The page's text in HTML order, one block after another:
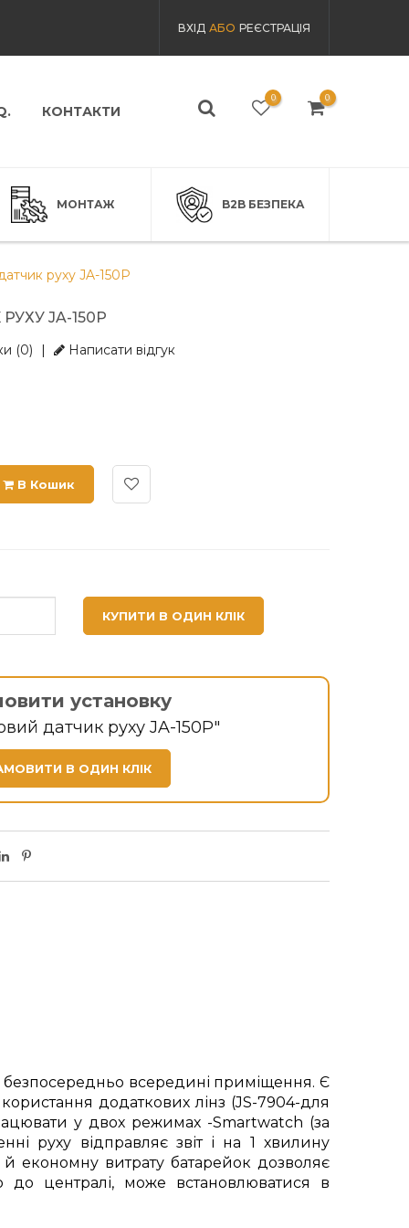
ВХІД АБО РЕЄСТРАЦІЯ
КОНТАКТИ
0 0
МОНТАЖ B2B БЕЗПЕКА
руху JA-150P
JA-150P
(0) | Написати відгук
В Кошик
КУПИТИ В ОДИН КЛІК
установку
датчик руху JA-150P"
В ОДИН КЛІК
всередині приміщення. Є
додаткових лінз (JS-7904-для
у двох режимах -Smartwatch (за
руху відправляє звіт і на 1 хвилину
економну витрату батарейок дозволяє
централі, може встановлюватися в